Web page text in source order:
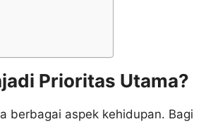
Prioritas Utama?
berbagai aspek kehidupan. Bagi